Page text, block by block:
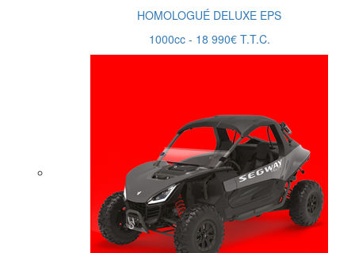
HOMOLOGUÉ DELUXE EPS
1000cc - 18 990€ T.T.C.